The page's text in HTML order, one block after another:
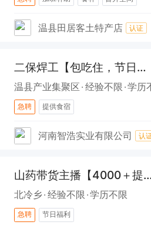
温县田居客土特产店 认证
二保焊工【包吃住，节日福利】
温县产业集聚区 经验不限 学历
急聘 提供食宿
河南智浩实业有限公司 认
山药带货主播【4000＋提成】
北冷乡 经验不限 学历不限
急聘 节日福利